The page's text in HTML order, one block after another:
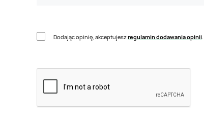
Dodając opinię, akceptujeszregulamin dodawania opinii